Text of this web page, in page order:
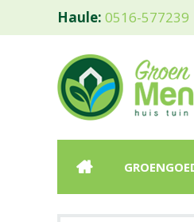
Haule: 0516-577239